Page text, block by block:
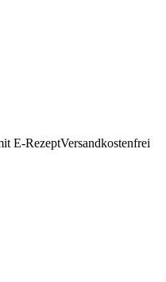
E-RezeptVersandkostenfrei